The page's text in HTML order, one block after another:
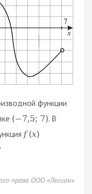
функции
(−7,5; 7). В
f (x)
права ООО «Легион»